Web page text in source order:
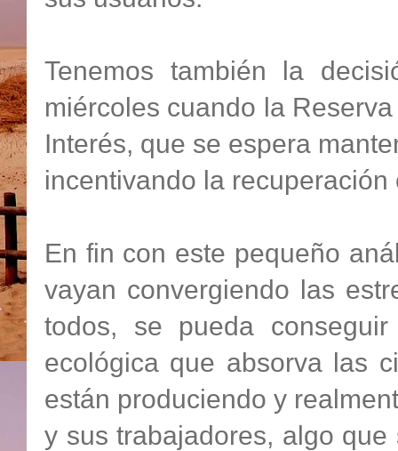
Tenemos también la
miércoles cuando la
Interés, que se espera
incentivando la
En fin con este pequeño
vayan convergiendo las
todos, se pueda
ecológica que absorva las
están produciendo y
y sus trabajadores, algo